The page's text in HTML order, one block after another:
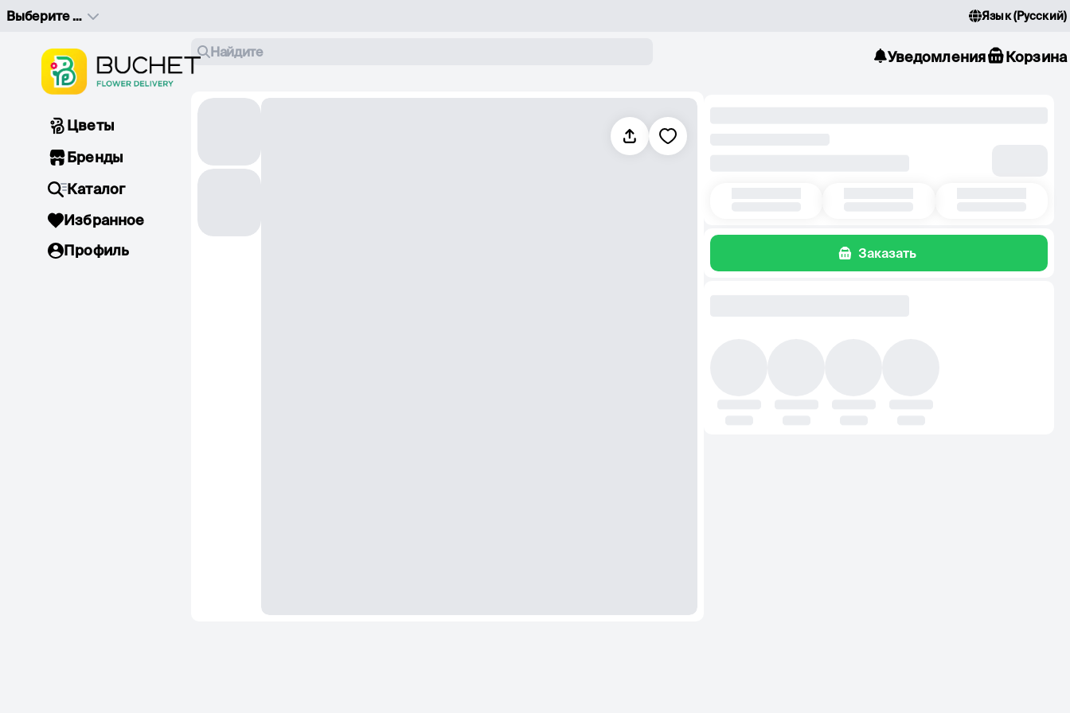
Выберите адрес доставки Язык(Русский)
Найдите Уведомления Корзина
Цветы
Бренды
Каталог
Избранное
Профиль
Заказать